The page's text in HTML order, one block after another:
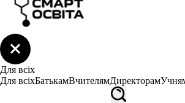
Для всіх
Для всіхБатькамВчителямДиректорам